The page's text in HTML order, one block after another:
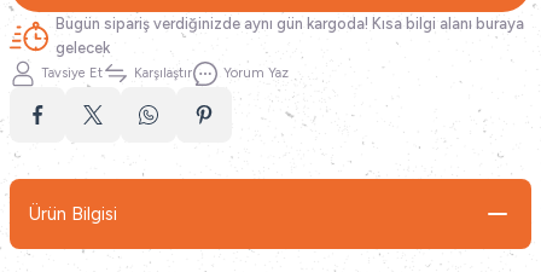
Bugün sipariş verdiğinizde aynı gün kargoda! Kısa bilgi alanı buraya
gelecek
Tavsiye Et Karşılaştır Yorum Yaz
Ürün Bilgisi